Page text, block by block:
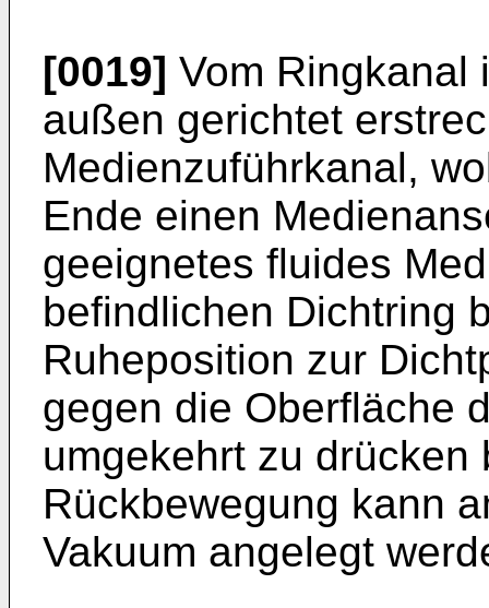
[0019] Vom Ringkanal
außen gerichtet
Medienzuführkanal,
Ende einen
geeignetes fluides
befindlichen Dichtring
Ruheposition zur
gegen die Oberfläche
umgekehrt zu drücken
Rückbewegung kann
Vakuum angelegt